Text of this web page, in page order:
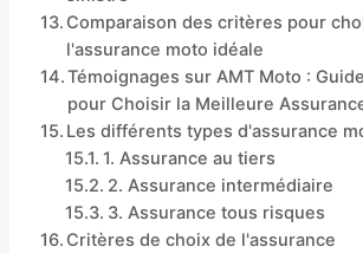
Comparaison des critères pour
l'assurance moto idéale
Témoignages sur AMT Moto :
pour Choisir la Meilleure
Les différents types d'assurance
1. Assurance au tiers
2. Assurance intermédiaire
3. Assurance tous risques
Critères de choix de l'assurance